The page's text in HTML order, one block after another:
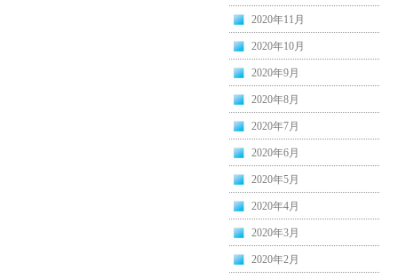
2020年11月
2020年10月
2020年9月
2020年8月
2020年7月
2020年6月
2020年5月
2020年4月
2020年3月
2020年2月